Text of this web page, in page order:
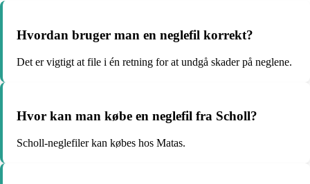
Hvordan bruger man en neglefil korrekt?
Det er vigtigt at file i én retning for at undgå skader på neglene.
Hvor kan man købe en neglefil fra Scholl?
Scholl-neglefiler kan købes hos Matas.